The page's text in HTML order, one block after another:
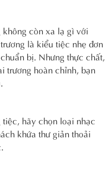
còn xa lạ gì với
là kiểu tiệc nhẹ đơn
bị. Nhưng thực chất,
trương hoàn chỉnh, bạn
hãy chọn loại nhạc
khứa thư giản thoải